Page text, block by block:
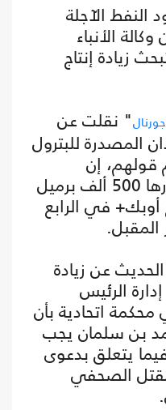
النفط الآجلة
الأنباء
زيادة إنتاج
" نقلت عن
المصدرة للبترول
قولهم، إن
المجموعة تدرس زيادة قدرها 500 ألف برميل
أوبك+ في الرابع
عن زيادة
الرئيس
اتحادية بأن
بن سلمان يجب
يتعلق بدعوى
الصحفي